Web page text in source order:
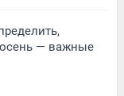
— важные